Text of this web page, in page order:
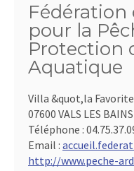
Fédération
pour la
Protection
Aquatique
Villa &quot,la
07600 VALS LES BAINS
Téléphone :
Email :
http://www.peche-